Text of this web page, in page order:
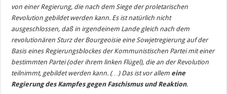
von einer Regierung, die nach dem Siege der proletarischen
Revolution gebildet werden kann. Es ist natürlich nicht
ausgeschlossen, daß in irgendeinem Lande gleich nach dem
revolutionären Sturz der Bourgeoisie eine Sowjetregierung auf der
Basis eines Regierungsblockes der Kommunistischen Partei mit einer
bestimmten Partei (oder ihrem linken Flügel), die an der Revolution
teilnimmt, gebildet werden kann. (…) Das ist vor allem eine
Regierung des Kampfes gegen Faschismus und Reaktion.